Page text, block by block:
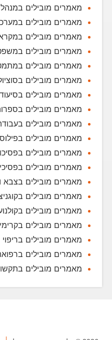
מאמרים מובילים במנהל
מאמרים מובילים
מאמרים מובילים
מאמרים מובילים
מאמרים מובילים
מאמרים מובילים
מאמרים מובילים בסיעוד
מאמרים מובילים
מאמרים מובילים
מאמרים מובילים
מאמרים מובילים
מאמרים מובילים
מאמרים מובילים בצבא
מאמרים מובילים
מאמרים מובילים
מאמרים מובילים
מאמרים מובילים בריפוי
מאמרים מובילים
מאמרים מובילים